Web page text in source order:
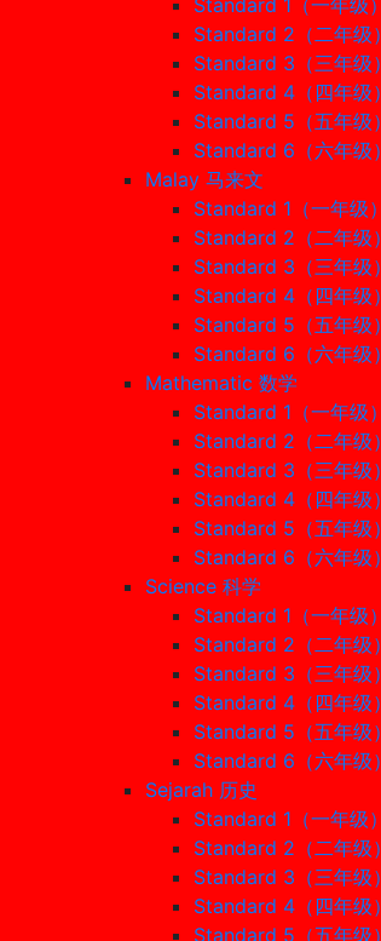
Standard 1（一年级）
Standard 2（二年级）
Standard 3（三年级）
Standard 4（四年级）
Standard 5（五年级）
Standard 6（六年级）
Malay 马来文
Standard 1（一年级）
Standard 2（二年级）
Standard 3（三年级）
Standard 4（四年级）
Standard 5（五年级）
Standard 6（六年级）
Mathematic 数学
Standard 1（一年级）
Standard 2（二年级）
Standard 3（三年级）
Standard 4（四年级）
Standard 5（五年级）
Standard 6（六年级）
Science 科学
Standard 1（一年级）
Standard 2（二年级）
Standard 3（三年级）
Standard 4（四年级）
Standard 5（五年级）
Standard 6（六年级）
Sejarah 历史
Standard 1（一年级）
Standard 2（二年级）
Standard 3（三年级）
Standard 4（四年级）
Standard 5（五年级）